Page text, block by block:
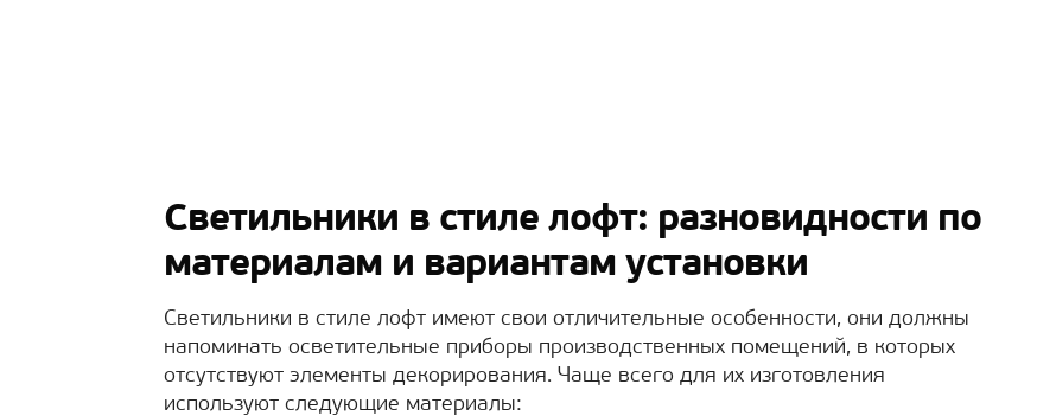
Светильники в стиле лофт: разновидности по
материалам и вариантам установки
Светильники в стиле лофт имеют свои отличительные особенности, они должны
напоминать осветительные приборы производственных помещений, в которых
отсутствуют элементы декорирования. Чаще всего для их изготовления
используют следующие материалы: